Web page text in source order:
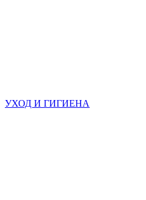
УХОД И ГИГИЕНА